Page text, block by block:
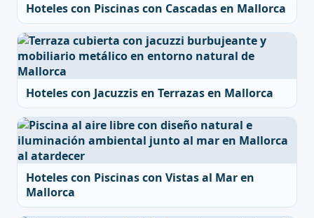
Hoteles con Piscinas con Cascadas en Mallorca
Hoteles con Jacuzzis en Terrazas en Mallorca
Hoteles con Piscinas con Vistas al Mar en
Mallorca